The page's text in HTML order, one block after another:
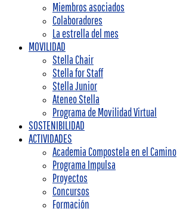
Miembros asociados
Colaboradores
La estrella del mes
MOVILIDAD
Stella Chair
Stella for Staff
Stella Junior
Ateneo Stella
Programa de Movilidad Virtual
SOSTENIBILIDAD
ACTIVIDADES
Academia Compostela en el Camino
Programa Impulsa
Proyectos
Concursos
Formación